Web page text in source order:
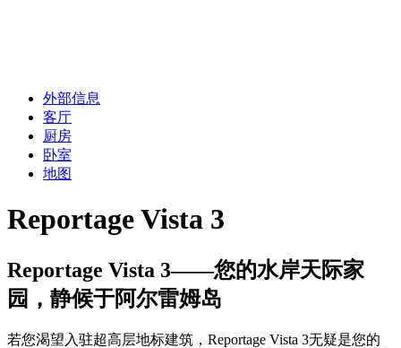
外部信息
客厅
厨房
卧室
地图
Reportage Vista 3
Reportage Vista 3——您的水岸天际家
园，静候于阿尔雷姆岛
若您渴望入驻超高层地标建筑，Reportage Vista 3无疑是您的